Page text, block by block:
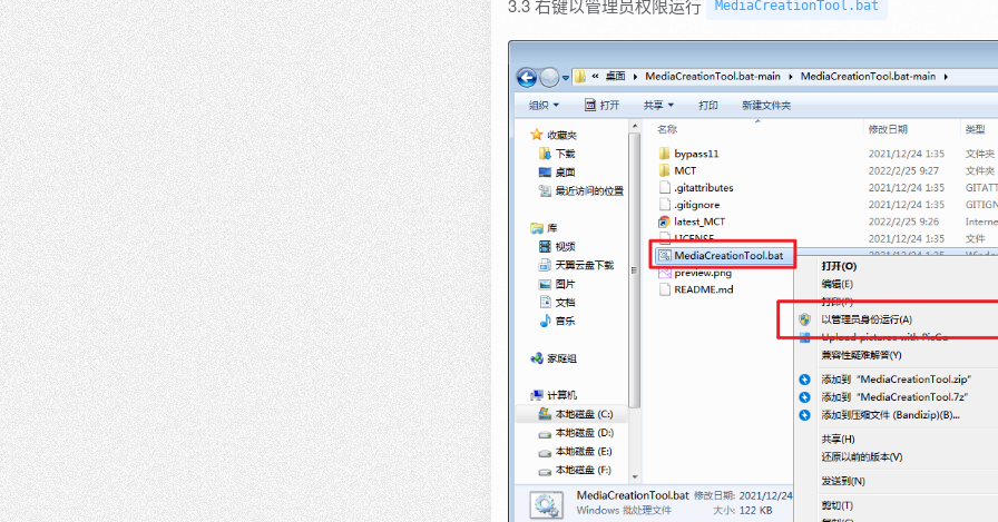
3.3 右键以管理员权限运行 MediaCreationTool.bat